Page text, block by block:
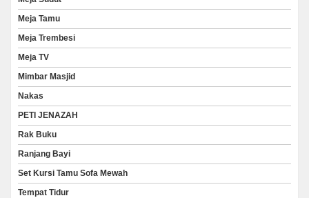
Meja Tamu
Meja Trembesi
Meja TV
Mimbar Masjid
Nakas
PETI JENAZAH
Rak Buku
Ranjang Bayi
Set Kursi Tamu Sofa Mewah
Tempat Tidur